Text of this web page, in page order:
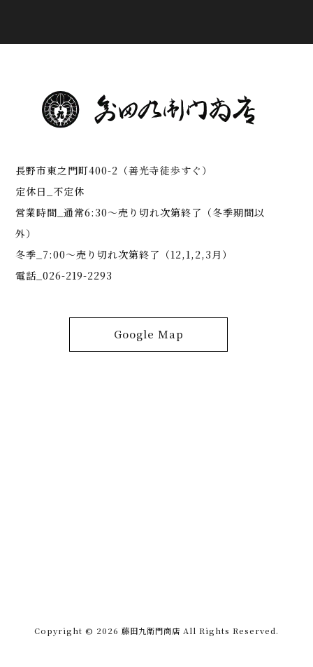
長野市東之門町400-2（善光寺徒歩すぐ）
定休日_不定休
営業時間_通常6:30～売り切れ次第終了（冬季期間以
外）
冬季_7:00～売り切れ次第終了（12,1,2,3月）
電話_026-219-2293
Google Map
Copyright © 2026 藤田九衛門商店 All Rights Reserved.